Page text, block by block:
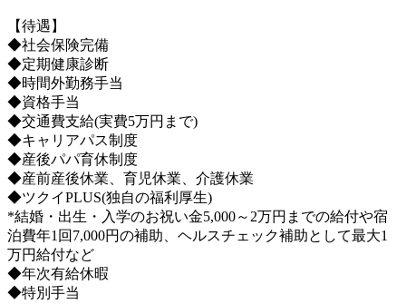
【待遇】
◆社会保険完備
◆定期健康診断
◆時間外勤務手当
◆資格手当
◆交通費支給(実費5万円まで)
◆キャリアパス制度
◆産後パパ育休制度
◆産前産後休業、育児休業、介護休業
◆ツクイPLUS(独自の福利厚生)
*結婚・出生・入学のお祝い金5,000～2万円までの給付や宿
泊費年1回7,000円の補助、ヘルスチェック補助として最大1
万円給付など
◆年次有給休暇
◆特別手当